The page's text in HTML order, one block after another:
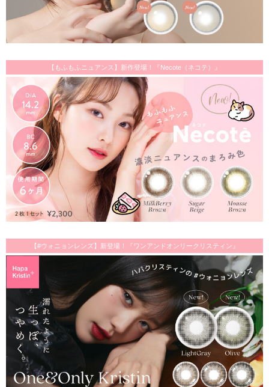
【もふもふニュアンス】新作登場！『Necote（ネコテ）』
【#ウォニョンレンズ】新登場！『ワンアンドオンリークリスティン』